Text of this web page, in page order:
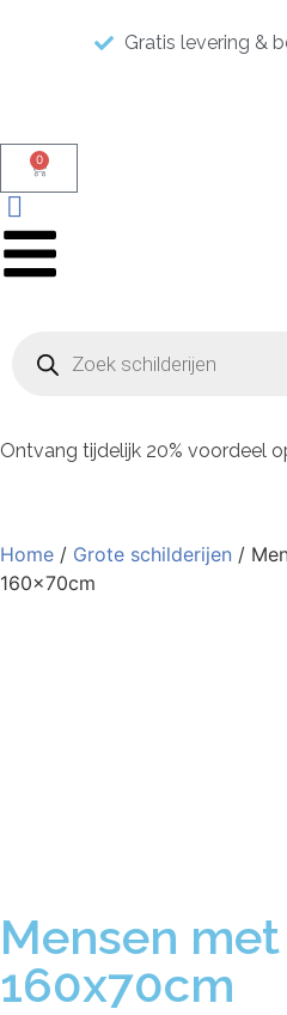
Gratis levering &
0
Ontvang tijdelijk 20% voordeel
Home / Grote schilderijen /
160x70cm
Mensen
160x70cm